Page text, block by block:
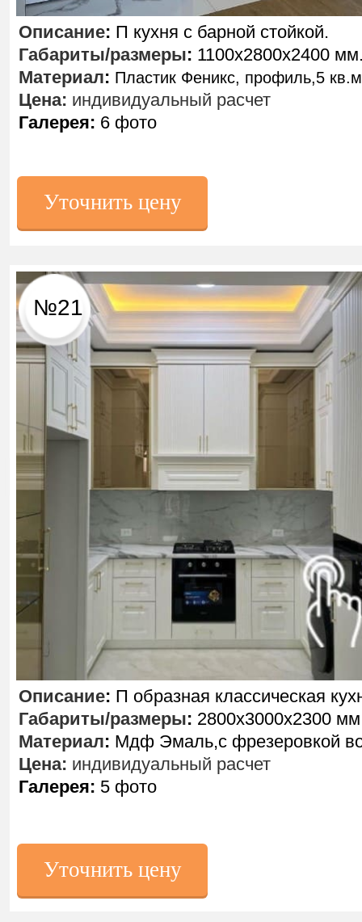
Описание: П образная классическая
Габариты/размеры: 2800х3000х2300
Материал: Мдф Эмаль,с фрезеровкой
Цена: индивидуальный расчет
Галерея: 5 фото
Описание: П кухня с барной стойкой.
Габариты/размеры: 1100х2800х2400
Материал: Пластик Феникс, профиль,5 кв.м
Цена: индивидуальный расчет
Галерея: 6 фото
Уточнить цену
№21
Уточнить цену